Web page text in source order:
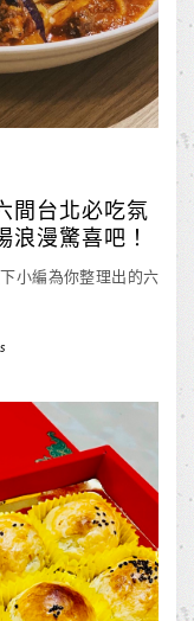
間台北必吃氛
浪漫驚喜吧！
小編為你整理出的六